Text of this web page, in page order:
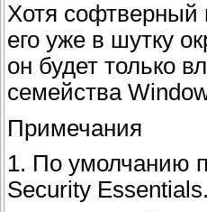
Хотя софтверный
его уже в шутку
он будет только
семейства
Примечания
1. По умолчанию
Security Essentials.